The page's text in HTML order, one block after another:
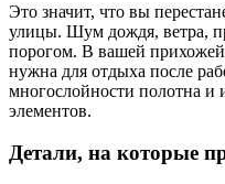
Это значит, что вы
улицы. Шум дождя, ветра,
порогом. В вашей прихожей
нужна для отдыха после
многослойности полотна и
элементов.
Детали, на которые